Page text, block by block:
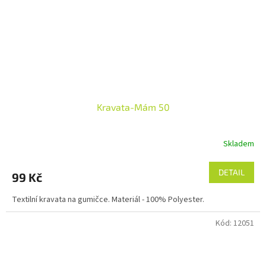
Kravata-Mám 50
Skladem
99 Kč DETAIL
Textilní kravata na gumičce. Materiál - 100% Polyester.
Kód: 12051